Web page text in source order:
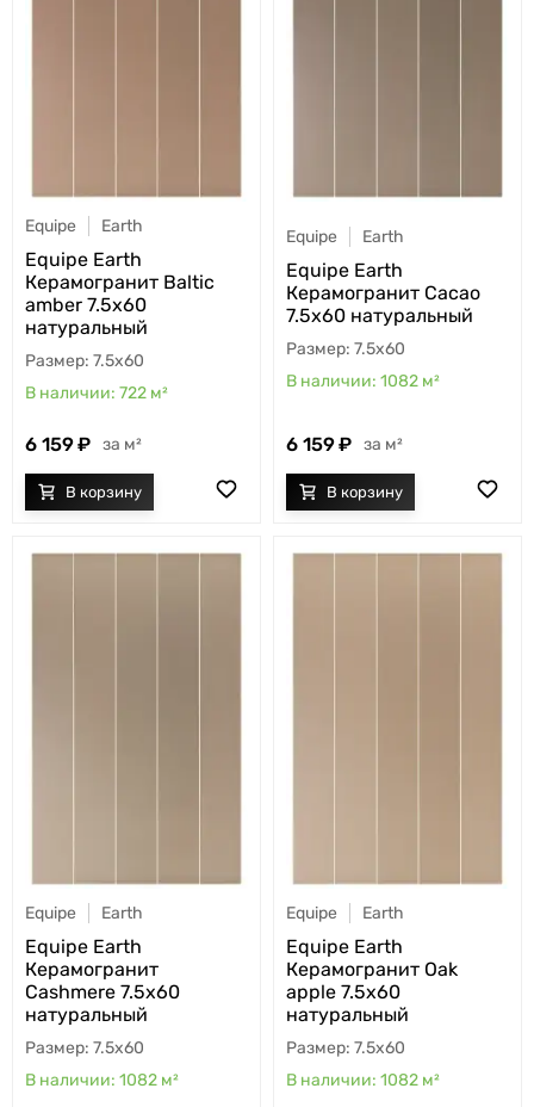
Equipe Earth
Equipe Earth
Керамогранит Baltic
amber 7.5x60
натуральный
7.5x60
722 м²
6 159 м²
Equipe Earth
Equipe Earth
Керамогранит Cacao
7.5x60 натуральный
7.5x60
1082 м²
6 159 м²
Equipe Earth
Equipe Earth
Керамогранит
Cashmere 7.5x60
натуральный
7.5x60
1082 м²
Equipe Earth
Equipe Earth
Керамогранит Oak
apple 7.5x60
натуральный
7.5x60
1082 м²